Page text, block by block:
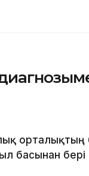
орталықтың
басынан